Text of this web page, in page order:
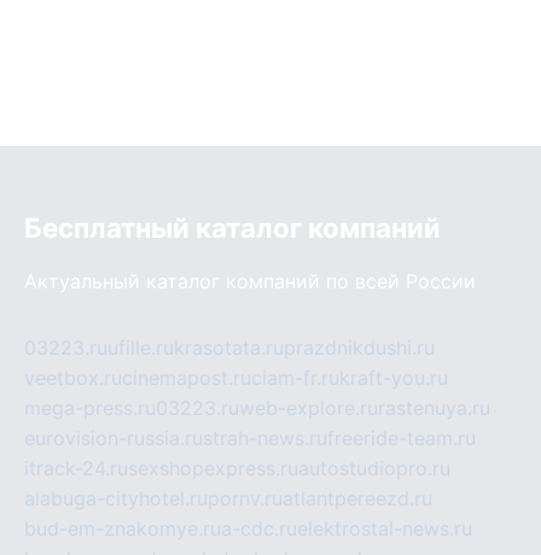
Бесплатный каталог компаний
Актуальный каталог компаний по всей России
03223.ruufille.rukrasotata.ruprazdnikdushi.ru
veetbox.rucinemapost.ruciam-fr.rukraft-you.ru
mega-press.ru03223.ruweb-explore.ru rastenuya.ru
eurovision-russia.rustrah-news.rufreeride-team.ru
itrack-24.rusexshopexpress.ruautostudiopro.ru
alabuga-cityhotel.rupornv.ruatlantpereezd.ru
bud-em-znakomye.rua-cdc.ruelektrostal-news.ru